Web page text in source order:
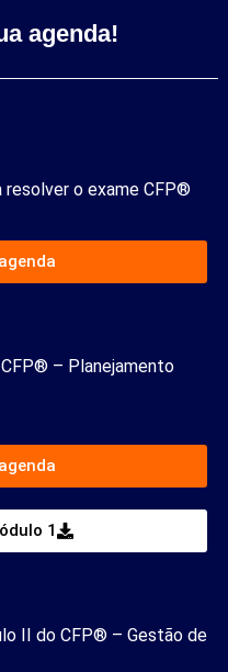
agenda!
o exame CFP®
– Planejamento
1
II do CFP® – Gestão de